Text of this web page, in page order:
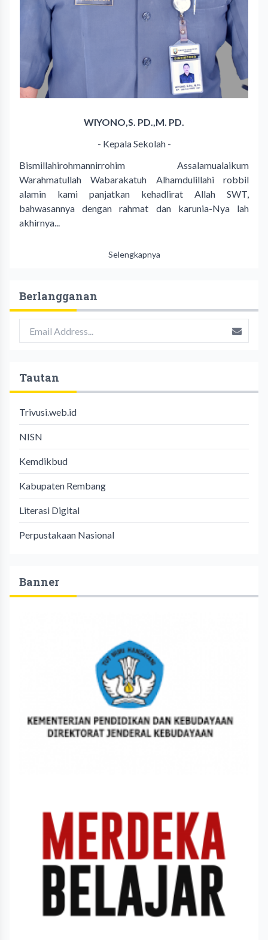
WIYONO,S. PD.,M. PD.
- Kepala Sekolah -
Bismillahirohmannirrohim Assalamualaikum
Warahmatullah Wabarakatuh Alhamdulillahi robbil
alamin kami panjatkan kehadlirat Allah SWT,
bahwasannya dengan rahmat dan karunia-Nya lah
akhirnya...
Selengkapnya
Berlangganan
Tautan
Trivusi.web.id
NISN
Kemdikbud
Kabupaten Rembang
Literasi Digital
Perpustakaan Nasional
Banner